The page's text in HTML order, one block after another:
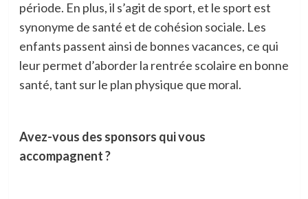
période. En plus, il s’agit de sport, et le sport est
synonyme de santé et de cohésion sociale. Les
enfants passent ainsi de bonnes vacances, ce qui
leur permet d’aborder la rentrée scolaire en bonne
santé, tant sur le plan physique que moral.
Avez-vous des sponsors qui vous
accompagnent ?